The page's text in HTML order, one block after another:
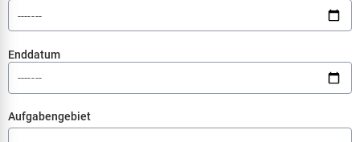
Enddatum
Aufgabengebiet